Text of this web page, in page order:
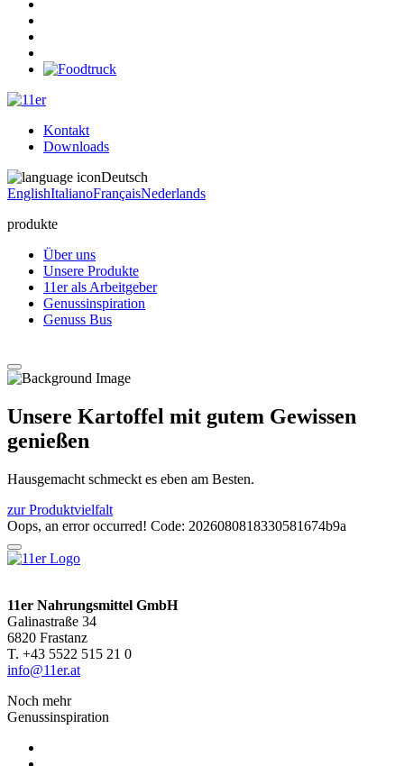
Kontakt
Downloads
Deutsch
EnglishItalianoFrançaisNederlands
produkte
Über uns
Unsere Produkte
11er als Arbeitgeber
Genussinspiration
Genuss Bus
Unsere Kartoffel mit gutem Gewissen
genießen
Hausgemacht schmeckt es eben am Besten.
zur Produktvielfalt
Oops, an error occurred! Code: 2026080818330581674b9a
11er Nahrungsmittel GmbH
Galinastraße 34
6820 Frastanz
T. +43 5522 515 21 0
info@11er.at
Noch mehr
Genussinspiration